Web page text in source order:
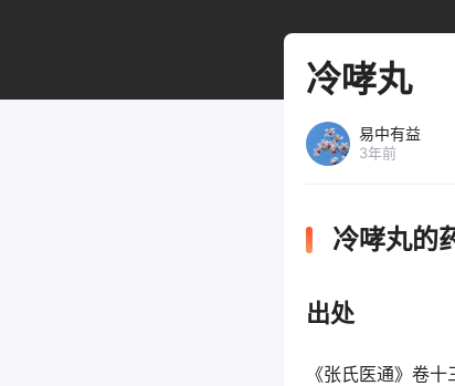
冷哮丸
易中有益
3年前
冷哮丸的
出处
《张氏医通》